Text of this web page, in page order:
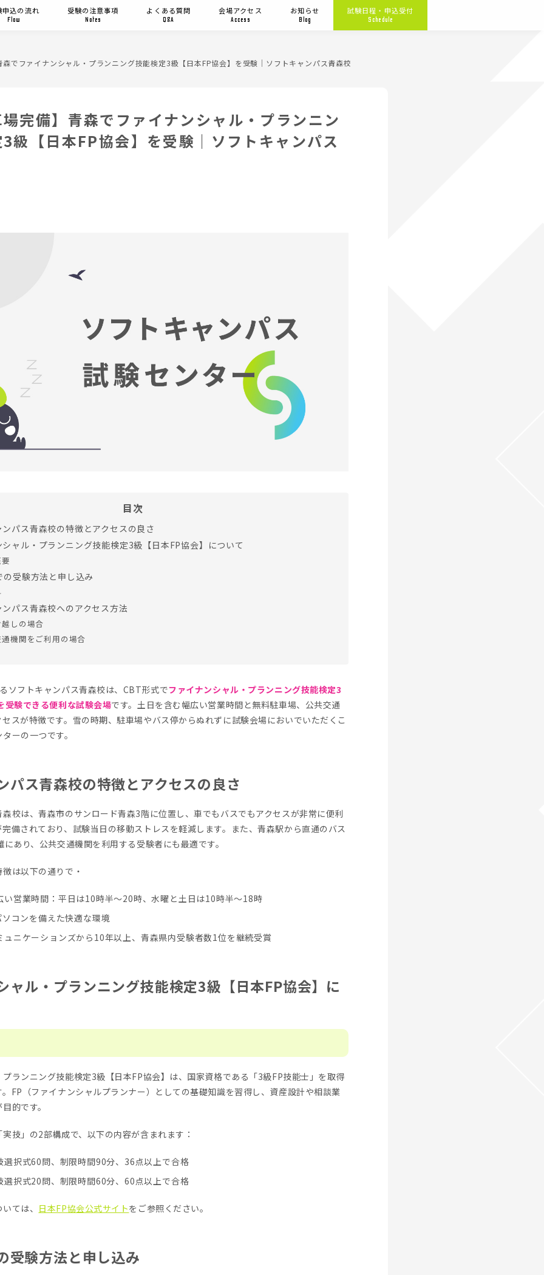
申込の流れ
Flow
受験の注意事項
Notes
よくある質問
Q&A
会場アクセス
Access
お知らせ
Blog
試験日程・申込受付
Schedule
でファイナンシャル・プランニング技能検定3級【日本FP協会】を受験｜ソフトキャンパス青森校
完備】青森でファイナンシャル・プランニン
級【日本FP協会】を受験｜ソフトキャンパス
目次
パス青森校の特徴とアクセスの良さ
ャル・プランニング技能検定3級【日本FP協会】について
受験方法と申し込み
パス青森校へのアクセス方法
しの場合
機関をご利用の場合
ソフトキャンパス青森校は、CBT形式でファイナンシャル・プランニング技能検定3
受験できる便利な試験会場です。土日を含む幅広い営業時間と無料駐車場、公共交通
スが特徴です。雪の時期、駐車場やバス停からぬれずに試験会場においでいただくこ
ーの一つです。
パス青森校の特徴とアクセスの良さ
校は、青森市のサンロード青森3階に位置し、車でもバスでもアクセスが非常に便利
備されており、試験当日の移動ストレスを軽減します。また、青森駅から直通のバス
あり、公共交通機関を利用する受験者にも最適です。
は以下の通りで・
い営業時間：平日は10時半～20時、水曜と土日は10時半～18時
コンを備えた快適な環境
ュニケーションズから10年以上、青森県内受験者数1位を継続受賞
ャル・プランニング技能検定3級【日本FP協会】に
ランニング技能検定3級【日本FP協会】は、国家資格である「3級FP技能士」を取得
FP（ファイナンシャルプランナー）としての基礎知識を習得し、資産設計や相談業
的です。
技」の2部構成で、以下の内容が含まれます：
選択式60問、制限時間90分、36点以上で合格
選択式20問、制限時間60分、60点以上で合格
ては、 日本FP協会公式サイトをご参照ください。
受験方法と申し込み